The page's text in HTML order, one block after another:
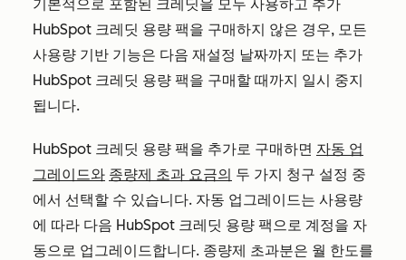
기본적으로 포함된 크레딧을 모두 사용하고 추가
HubSpot 크레딧 용량 팩을 구매하지 않은 경우, 모든
사용량 기반 기능은 다음 재설정 날짜까지 또는 추가
HubSpot 크레딧 용량 팩을 구매할 때까지 일시 중지
됩니다.
HubSpot 크레딧 용량 팩을 추가로 구매하면 자동 업
그레이드와 종량제 초과 요금의 두 가지 청구 설정 중
에서 선택할 수 있습니다. 자동 업그레이드는 사용량
에 따라 다음 HubSpot 크레딧 용량 팩으로 계정을 자
동으로 업그레이드합니다. 종량제 초과분은 월 한도를